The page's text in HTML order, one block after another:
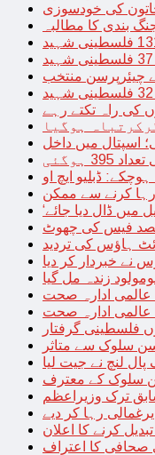
خاتون کی خودسوزی
بندی کا مطالبہ
چیئرپرسن منتخب
کی راہ تکتے رہے
ہوگیا
ہوگئی
ڈبلیو ایچ او
رہا کرنے سے ممکن
ہاؤس کی تردید
نے خبردار کر دیا
عالمی ادارہ صحت
عالمی ادارہ صحت
فلسطینی گرفتار
سلوک سے متاثر
سلوک کے معترف
ترک وزیراعظم
کرنے کا اعلان
صحافی کا اعتراف